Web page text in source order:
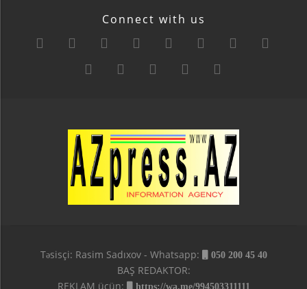
Connect with us
Təsisçi: Rasim Sadıxov - Whatsapp: 050 200 45 40
BAŞ REDAKTOR:
REKLAM üçün:
https://wa.me/994503311111